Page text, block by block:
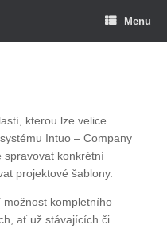
Menu
kterou lze velice
Intuo – Company
spravovat konkrétní
projektové šablony.
možnost kompletního
ať už stávajících či